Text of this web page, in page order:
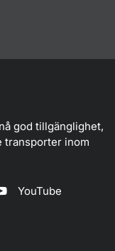
god tillgänglighet,
transporter inom
YouTube